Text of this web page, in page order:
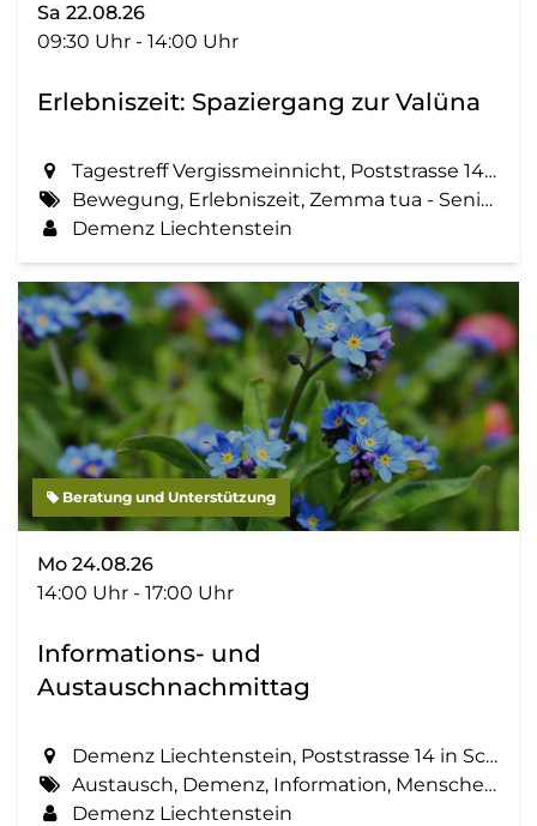
Sa 22.08.26
09:30 Uhr - 14:00 Uhr
Erlebniszeit: Spaziergang zur Valüna
Tagestreff Vergissmeinnicht, Poststrasse 14 in Schaan
Bewegung, Erlebniszeit, Zemma tua - Senioren gemeinsam aktiv, Spaziergang, Geselligkeit
Demenz Liechtenstein
Beratung und Unterstützung
Mo 24.08.26
14:00 Uhr - 17:00 Uhr
Informations- und
Austauschnachmittag
Demenz Liechtenstein, Poststrasse 14 in Schaan
Austausch, Demenz, Information, Menschen mit Demenz, Zemma tua - Senioren gemeinsam aktiv
Demenz Liechtenstein